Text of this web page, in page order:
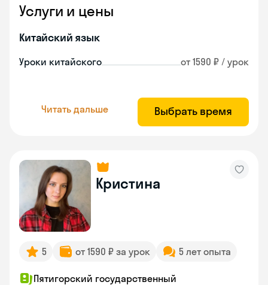
Услуги и цены
Китайский язык
Уроки китайского от 1590 ₽ / урок
Читать дальше Выбрать время
Кристина
5 от 1590 ₽ за урок 5 лет опыта
Пятигорский государственный